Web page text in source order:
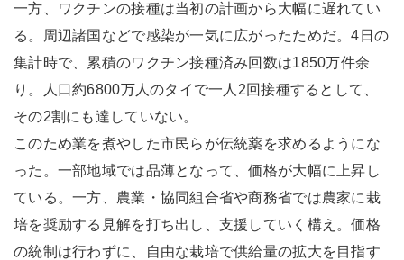
一方、ワクチンの接種は当初の計画から大幅に遅れてい
る。周辺諸国などで感染が一気に広がったためだ。4日の
集計時で、累積のワクチン接種済み回数は1850万件余
り。人口約6800万人のタイで一人2回接種するとして、
その2割にも達していない。
このため業を煮やした市民らが伝統薬を求めるようにな
った。一部地域では品薄となって、価格が大幅に上昇し
ている。一方、農業・協同組合省や商務省では農家に栽
培を奨励する見解を打ち出し、支援していく構え。価格
の統制は行わずに、自由な栽培で供給量の拡大を目指す